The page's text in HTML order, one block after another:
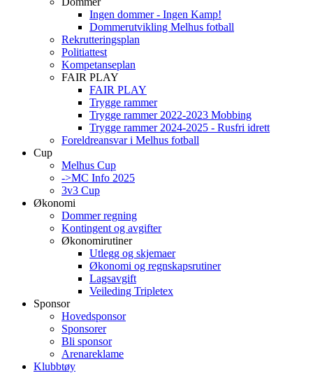
Ingen dommer - Ingen Kamp!
Dommerutvikling Melhus fotball
Rekrutteringsplan
Politiattest
Kompetanseplan
FAIR PLAY
FAIR PLAY
Trygge rammer
Trygge rammer 2022-2023 Mobbing
Trygge rammer 2024-2025 - Rusfri idrett
Foreldreansvar i Melhus fotball
Cup
Melhus Cup
->MC Info 2025
3v3 Cup
Økonomi
Dommer regning
Kontingent og avgifter
Økonomirutiner
Utlegg og skjemaer
Økonomi og regnskapsrutiner
Lagsavgift
Veileding Tripletex
Sponsor
Hovedsponsor
Sponsorer
Bli sponsor
Arenareklame
Klubbtøy